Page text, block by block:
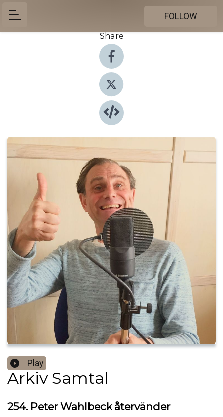
FOLLOW
Share
Play
Arkiv Samtal
254. Peter Wahlbeck återvänder